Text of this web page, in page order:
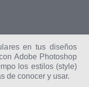
en tus diseños
Adobe Photoshop
los estilos (style)
de conocer y usar.